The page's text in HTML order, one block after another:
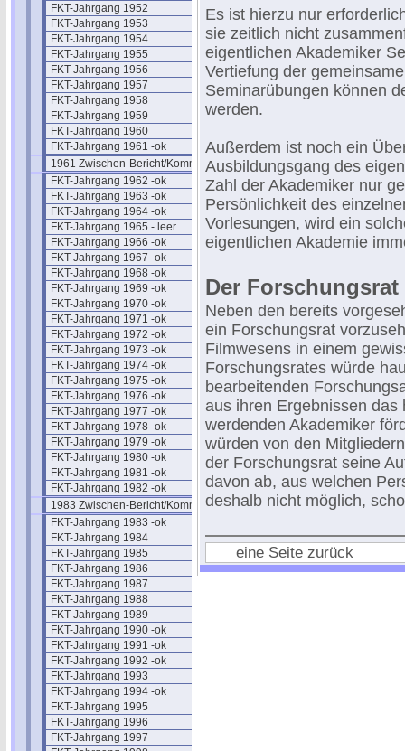
FKT-Jahrgang 1952
FKT-Jahrgang 1953
FKT-Jahrgang 1954
FKT-Jahrgang 1955
FKT-Jahrgang 1956
FKT-Jahrgang 1957
FKT-Jahrgang 1958
FKT-Jahrgang 1959
FKT-Jahrgang 1960
FKT-Jahrgang 1961 -ok
1961 Zwischen-Bericht/Kommentar
FKT-Jahrgang 1962 -ok
FKT-Jahrgang 1963 -ok
FKT-Jahrgang 1964 -ok
FKT-Jahrgang 1965 - leer
FKT-Jahrgang 1966 -ok
FKT-Jahrgang 1967 -ok
FKT-Jahrgang 1968 -ok
FKT-Jahrgang 1969 -ok
FKT-Jahrgang 1970 -ok
FKT-Jahrgang 1971 -ok
FKT-Jahrgang 1972 -ok
FKT-Jahrgang 1973 -ok
FKT-Jahrgang 1974 -ok
FKT-Jahrgang 1975 -ok
FKT-Jahrgang 1976 -ok
FKT-Jahrgang 1977 -ok
FKT-Jahrgang 1978 -ok
FKT-Jahrgang 1979 -ok
FKT-Jahrgang 1980 -ok
FKT-Jahrgang 1981 -ok
FKT-Jahrgang 1982 -ok
1983 Zwischen-Bericht/Kommentar
FKT-Jahrgang 1983 -ok
FKT-Jahrgang 1984
FKT-Jahrgang 1985
FKT-Jahrgang 1986
FKT-Jahrgang 1987
FKT-Jahrgang 1988
FKT-Jahrgang 1989
FKT-Jahrgang 1990 -ok
FKT-Jahrgang 1991 -ok
FKT-Jahrgang 1992 -ok
FKT-Jahrgang 1993
FKT-Jahrgang 1994 -ok
FKT-Jahrgang 1995
FKT-Jahrgang 1996
FKT-Jahrgang 1997
Es ist hierzu nur
sie zeitlich nicht
eigentlichen Akademiker
Vertiefung der
Seminarübungen können
werden.
Außerdem ist noch ein
Ausbildungsgang des
Zahl der Akademiker nur
Persönlichkeit des
Vorlesungen, wird ein
eigentlichen Akademie
Der Forschungsrat
Neben den bereits
ein Forschungsrat
Filmwesens in einem
Forschungsrates würde
bearbeitenden
aus ihren Ergebnissen das
werdenden Akademiker
würden von den
der Forschungsrat seine
davon ab, aus welchen
deshalb nicht möglich,
eine Seite zurück